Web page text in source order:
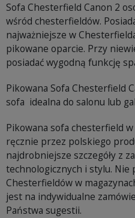
Sofa Chesterfield Canon 2
wśród chesterfieldów.
najważniejsze w
pikowane oparcie. Przy
posiadać wygodną funkcję
Pikowana Sofa Chesterfield
sofa idealna do salonu lub
Pikowana sofa chesterfield w
ręcznie przez polskiego
najdrobniejsze szczegóły z
technologicznych i stylu.
Chesterfieldów w
jest na indywidualne
Państwa sugestii.